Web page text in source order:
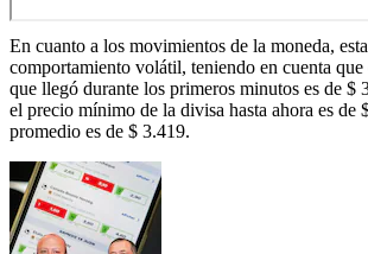
En cuanto a los movimientos de la moneda,
comportamiento volátil, teniendo en cuenta
que llegó durante los primeros minutos es de $
el precio mínimo de la divisa hasta ahora es de
promedio es de $ 3.419.